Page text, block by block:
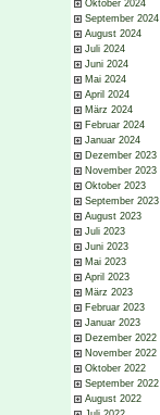
Oktober 2024
September 2024
August 2024
Juli 2024
Juni 2024
Mai 2024
April 2024
März 2024
Februar 2024
Januar 2024
Dezember 2023
November 2023
Oktober 2023
September 2023
August 2023
Juli 2023
Juni 2023
Mai 2023
April 2023
März 2023
Februar 2023
Januar 2023
Dezember 2022
November 2022
Oktober 2022
September 2022
August 2022